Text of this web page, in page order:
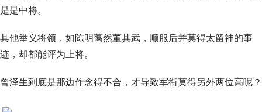
是是中将。
其他举义将领，如陈明蔼然董其武，顺服后并莫得太留神的事
迹，却都能评为上将。
曾泽生到底是那边作念得不合，才导致军衔莫得另外两位高呢？